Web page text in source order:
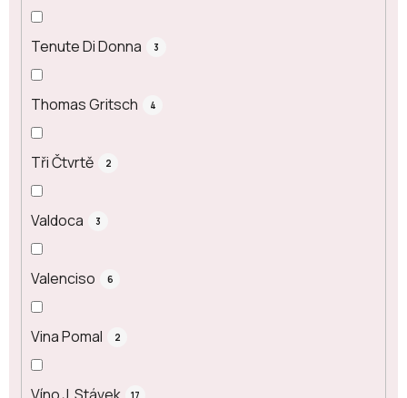
Tenute Di Donna 3
Thomas Gritsch 4
Tři Čtvrtě 2
Valdoca 3
Valenciso 6
Vina Pomal 2
17